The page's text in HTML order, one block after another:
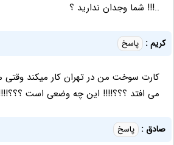
..!!! شما وجدان ندارید ؟
کریم : پاسخ
کارت سوخت من در تهران کار میکند وقتی
می افتد ؟؟؟!!!! این چه وضعی است
صادق : پاسخ